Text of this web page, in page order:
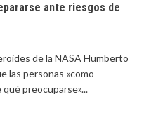
ante riesgos de
de la NASA Humberto
las personas «como
preocuparse»...